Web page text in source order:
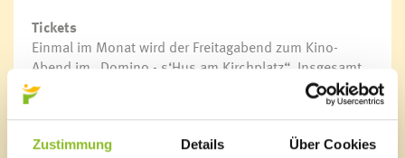
Zustimmung Details Über Cookies
Tickets
Einmal im Monat wird der Freitagabend zum Kino-
Abend im „Domino - s‘Hus am Kirchplatz“. Insgesamt
werden acht europäische Filme zwischen Oktober 2017
und Mai 2018 gezeigt. Karten sind im Vorverkauf in der
Bürgerservice-Stelle im Rathaus Frastanz und an der
Abendkassa im Domino erhältlich.